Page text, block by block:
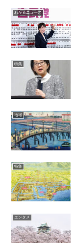
わかるニュース
特集
地域
特集
エンタメ